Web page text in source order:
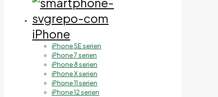
iPhone
iPhone SE serien
iPhone 7 serien
iPhone 8 serien
iPhone X serien
iPhone 11 serien
iPhone 12 serien